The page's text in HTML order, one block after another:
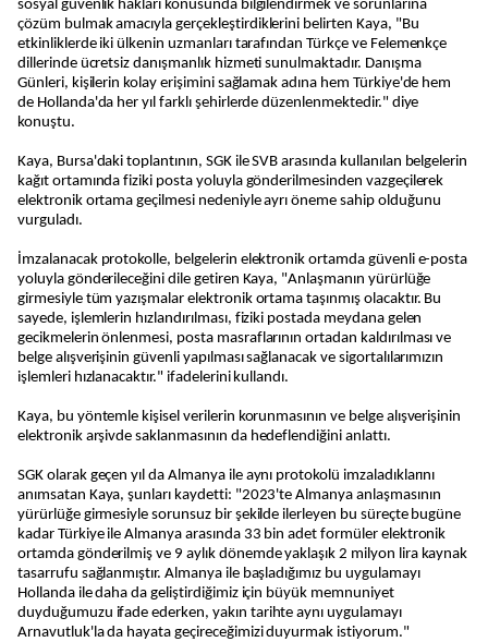
sosyal güvenlik hakları konusunda bilgilendirmek ve sorunlarına
çözüm bulmak amacıyla gerçekleştirdiklerini belirten Kaya, "Bu
etkinliklerde iki ülkenin uzmanları tarafından Türkçe ve Felemenkçe
dillerinde ücretsiz danışmanlık hizmeti sunulmaktadır. Danışma
Günleri, kişilerin kolay erişimini sağlamak adına hem Türkiye'de hem
de Hollanda'da her yıl farklı şehirlerde düzenlenmektedir." diye
konuştu.
Kaya, Bursa'daki toplantının, SGK ile SVB arasında kullanılan belgelerin
kağıt ortamında fiziki posta yoluyla gönderilmesinden vazgeçilerek
elektronik ortama geçilmesi nedeniyle ayrı öneme sahip olduğunu
vurguladı.
İmzalanacak protokolle, belgelerin elektronik ortamda güvenli e-posta
yoluyla gönderileceğini dile getiren Kaya, "Anlaşmanın yürürlüğe
girmesiyle tüm yazışmalar elektronik ortama taşınmış olacaktır. Bu
sayede, işlemlerin hızlandırılması, fiziki postada meydana gelen
gecikmelerin önlenmesi, posta masraflarının ortadan kaldırılması ve
belge alışverişinin güvenli yapılması sağlanacak ve sigortalılarımızın
işlemleri hızlanacaktır." ifadelerini kullandı.
Kaya, bu yöntemle kişisel verilerin korunmasının ve belge alışverişinin
elektronik arşivde saklanmasının da hedeflendiğini anlattı.
SGK olarak geçen yıl da Almanya ile aynı protokolü imzaladıklarını
anımsatan Kaya, şunları kaydetti: "2023'te Almanya anlaşmasının
yürürlüğe girmesiyle sorunsuz bir şekilde ilerleyen bu süreçte bugüne
kadar Türkiye ile Almanya arasında 33 bin adet formüler elektronik
ortamda gönderilmiş ve 9 aylık dönemde yaklaşık 2 milyon lira kaynak
tasarrufu sağlanmıştır. Almanya ile başladığımız bu uygulamayı
Hollanda ile daha da geliştirdiğimiz için büyük memnuniyet
duyduğumuzu ifade ederken, yakın tarihte aynı uygulamayı
Arnavutluk'la da hayata geçireceğimizi duyurmak istiyorum."